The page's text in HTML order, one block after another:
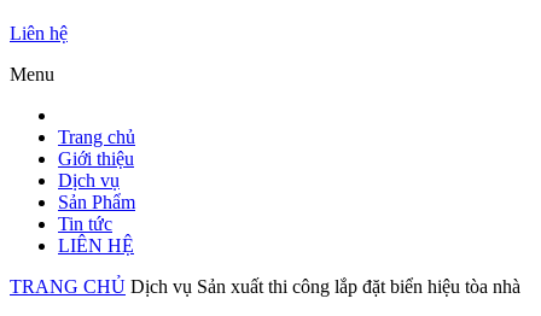
Liên hệ
Menu
Trang chủ
Giới thiệu
Dịch vụ
Sản Phẩm
Tin tức
LIÊN HỆ
TRANG CHỦ Dịch vụ Sản xuất thi công lắp đặt biển hiệu tòa nhà